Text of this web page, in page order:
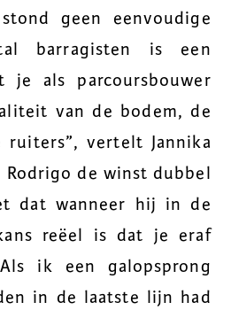
geen eenvoudige
barragisten is een
je als parcoursbouwer
van de bodem, de
vertelt Jannika
Rodrigo de winst dubbel
dat wanneer hij in de
reëel is dat je eraf
ik een galopsprong
in de laatste lijn had